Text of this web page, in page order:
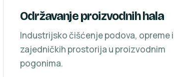
Održavanje proizvodnih hala
Industrijsko čišćenje podova, opreme i
zajedničkih prostorija u proizvodnim
pogonima.